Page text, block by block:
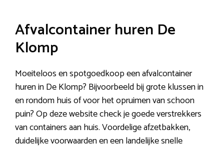
Afvalcontainer huren De
Klomp
Moeiteloos en spotgoedkoop een afvalcontainer
huren in De Klomp? Bijvoorbeeld bij grote klussen in
en rondom huis of voor het opruimen van schoon
puin? Op deze website check je goede verstrekkers
van containers aan huis. Voordelige afzetbakken,
duidelijke voorwaarden en een landelijke snelle